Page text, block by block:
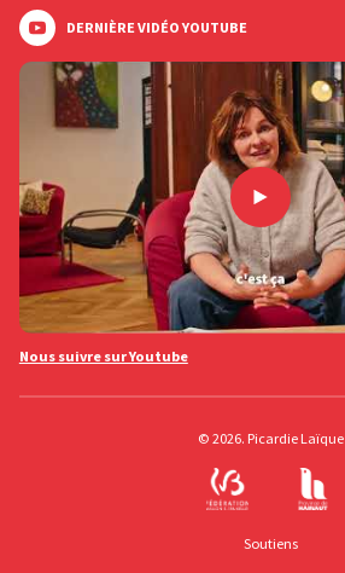
DERNIÈRE VIDÉO YOUTUBE
Nous suivre sur Youtube
© 2026. Picardie Laïque
Soutiens